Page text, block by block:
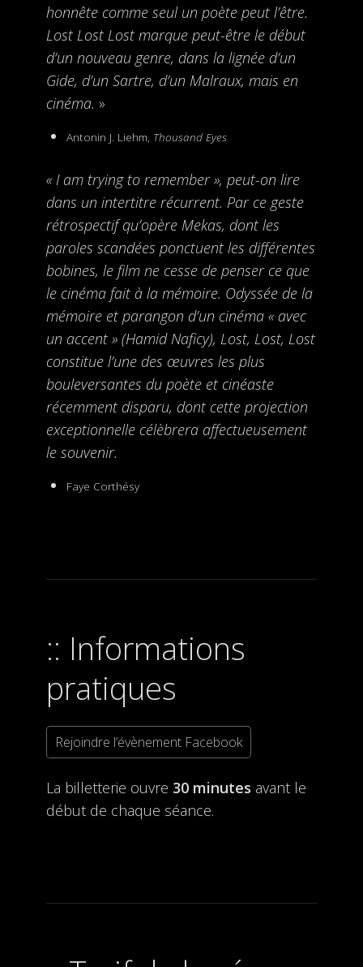
honnête comme seul un poète peut l’être.
Lost Lost Lost marque peut-être le début
d’un nouveau genre, dans la lignée d’un
Gide, d’un Sartre, d’un Malraux, mais en
cinéma. »
Antonin J. Liehm, Thousand Eyes
« I am trying to remember », peut-on lire
dans un intertitre récurrent. Par ce geste
rétrospectif qu’opère Mekas, dont les
paroles scandées ponctuent les différentes
bobines, le film ne cesse de penser ce que
le cinéma fait à la mémoire. Odyssée de la
mémoire et parangon d’un cinéma « avec
un accent » (Hamid Naficy), Lost, Lost, Lost
constitue l’une des œuvres les plus
bouleversantes du poète et cinéaste
récemment disparu, dont cette projection
exceptionnelle célèbrera affectueusement
le souvenir.
Faye Corthésy
Informations
pratiques
Rejoindre l’évènement Facebook
La billetterie ouvre 30 minutes avant le
début de chaque séance.